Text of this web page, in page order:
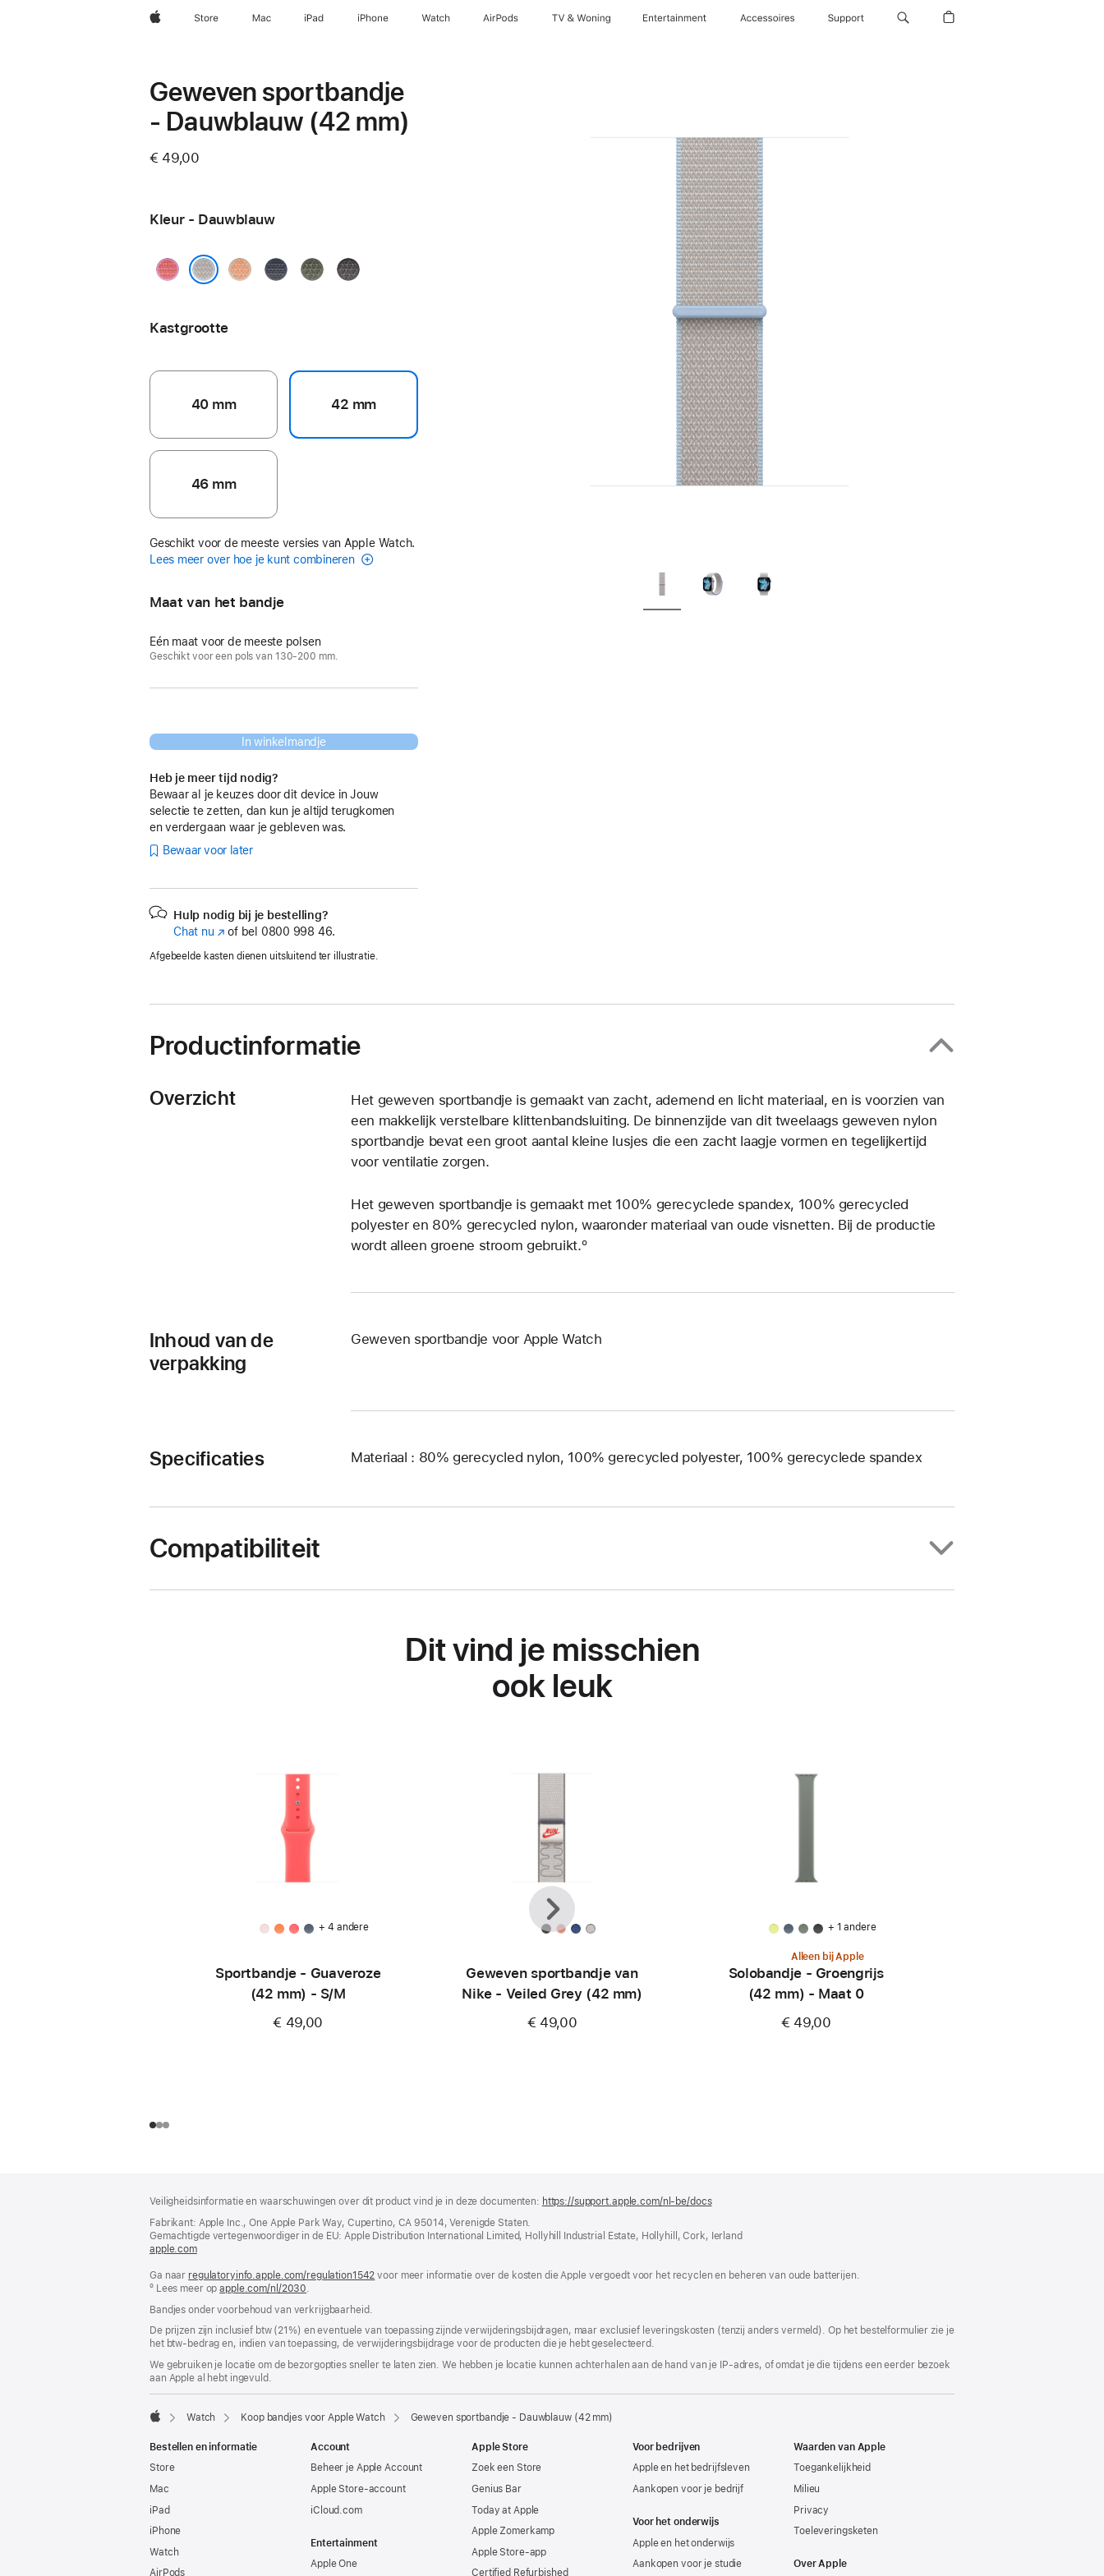
AppleStore Mac iPad iPhone Watch AirPods TV & Woning Entertainment Accessoires Support
Geweven sportbandje
- Dauwblauw (42 mm)
€ 49,00
Kleur - Dauwblauw
Guaveroze CantaloupeAnkerblauw
BosgroenDonkergrijs
Kastgrootte
40 mm 42 mm
46 mm
Geschikt voor de meeste versies van Apple Watch.
Lees meer over hoe je kunt combineren
Maat van het bandje
Eén maat voor de meeste polsen
Geschikt voor een pols van 130-200 mm.
In winkelmandje
Heb je meer tijd nodig?
Bewaar al je keuzes door dit device in Jouw
selectie te zetten, dan kun je altijd terugkomen
en verdergaan waar je gebleven was.
Bewaar voor later
Hulp nodig bij je bestelling?
Chat nu (Wordt
nieuw
of bel 0800 998 46.
Afgebeelde kasten dienen uitsluitend ter illustratie.
Productinformatie
Overzicht
Het geweven sportbandje is gemaakt van zacht, ademend en licht materiaal, en is voorzien van
een makkelijk verstelbare klittenband­­sluiting. De binnenzijde van dit tweelaags geweven nylon
sportbandje bevat een groot aantal kleine lusjes die een zacht laagje vormen en tegelijkertijd
voor ventilatie zorgen.
Het geweven sportbandje is gemaakt met 100% gerecyclede spandex, 100% gerecycled
polyester en 80% gerecycled nylon, waaronder materiaal van oude visnetten. Bij de productie
wordt alleen groene stroom gebruikt.º
Inhoud van de
verpakking
Geweven sportbandje voor Apple Watch
Specificaties Materiaal : 80% gerecycled nylon, 100% gerecycled polyester, 100% gerecyclede spandex
Compatibiliteit
Dit vind je misschien
ook leuk
+ 4 andere
Sportbandje - Guaveroze
(42 mm) - S/M
€ 49,00
Geweven sportbandje van
Nike - Veiled Grey (42 mm)
€ 49,00
+ 1 andere
Alleen bij Apple
Solobandje - Groengrijs
(42 mm) - Maat 0
€ 49,00
Vorige
Volgende
Veiligheidsinformatie en waarschuwingen over dit product vind je in deze documenten: https://support.apple.com/nl-be/docs(wordt
venster
Fabrikant: Apple Inc., One Apple Park Way, Cupertino, CA 95014, Verenigde Staten.
Gemachtigde vertegenwoordiger in de EU: Apple Distribution International Limited, Hollyhill Industrial Estate, Hollyhill, Cork, Ierland
apple.com(wordt
nieuw
venster
Ga naar regulatoryinfo.apple.com/regulation1542 (wordt
geopend)
voor meer informatie over de kosten die Apple vergoedt voor het recyclen en beheren van oude batterijen.
º Lees meer opapple.com/nl/2030.
Bandjes onder voorbehoud van verkrijgbaarheid.
De prijzen zijn inclusief btw (21%) en eventuele van toepassing zijnde verwijderingsbijdragen, maar exclusief leveringskosten (tenzij anders vermeld). Op het bestelformulier zie je
het btw-bedrag en, indien van toepassing, de verwijderingsbijdrage voor de producten die je hebt geselecteerd.
We gebruiken je locatie om de bezorgopties sneller te laten zien. We hebben je locatie kunnen achterhalen aan de hand van je IP-adres, of omdat je die tijdens een eerder bezoek
aan Apple al hebt ingevuld.
Watch Koop bandjes voor Apple Watch Geweven sportbandje - Dauwblauw (42 mm)
Bestellen en informatie
Store
Mac
iPad
iPhone
Watch
AirPods
Account
Beheer je Apple Account
Apple Store-account
iCloud.com
Entertainment
Apple One
Apple Store
Zoek een Store
Genius Bar
Today at Apple
Apple Zomerkamp
Apple Store-app
Certified Refurbished
Voor bedrijven
Apple en het bedrijfsleven
Aankopen voor je bedrijf
Voor het onderwijs
Apple en het onderwijs
Aankopen voor je studie
Waarden van Apple
Toegankelijkheid
Milieu
Privacy
Toeleveringsketen
Over Apple